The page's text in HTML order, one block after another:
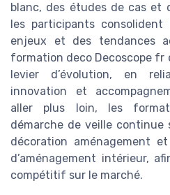
blanc, des études de cas et
les participants consolident
enjeux et des tendances
formation deco Decoscope
levier d’évolution, en
innovation et
aller plus loin, les
démarche de veille continue
décoration aménagement
d’aménagement intérieur,
compétitif sur le marché.